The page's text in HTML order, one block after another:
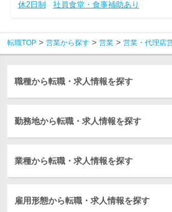
休2日制
社員食堂・食事補助あり
転職TOP 営業から探す 営業 営業・代理店
職種から転職・求人情報を探す
勤務地から転職・求人情報を探す
業種から転職・求人情報を探す
雇用形態から転職・求人情報を探す